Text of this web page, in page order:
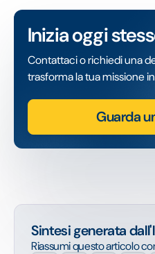
Sintesi generata
Riassumi questo articolo
Inizia oggi
Contattaci o richiedi una
trasforma la tua missione
Guarda